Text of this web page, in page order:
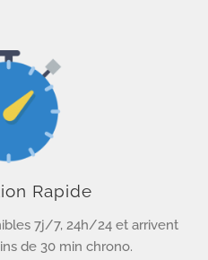
Rapide
7j/7, 24h/24 et arrivent
de 30 min chrono.